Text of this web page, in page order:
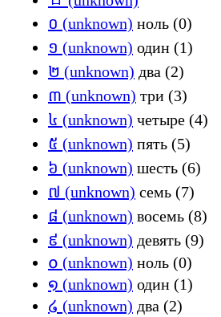
០ (unknown) ноль (0)
១ (unknown) один (1)
២ (unknown) два (2)
៣ (unknown) три (3)
៤ (unknown) четыре (4)
៥ (unknown) пять (5)
៦ (unknown) шесть (6)
៧ (unknown) семь (7)
៨ (unknown) восемь (8)
៩ (unknown) девять (9)
໐ (unknown) ноль (0)
໑ (unknown) один (1)
໒ (unknown) два (2)